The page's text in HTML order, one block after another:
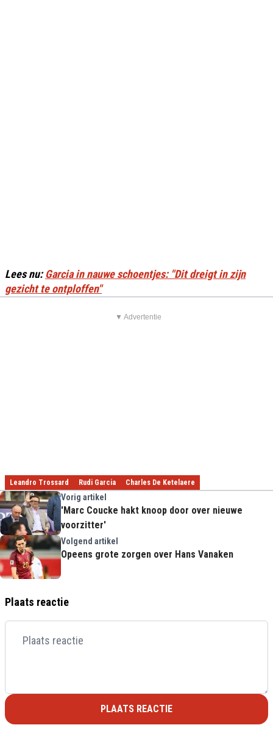
Lees nu: Garcia in nauwe schoentjes: "Dit dreigt in zijn
gezicht te ontploffen"
▼ Advertentie
Leandro Trossard Rudi Garcia Charles De Ketelaere
Vorig artikel
'Marc Coucke hakt knoop door over nieuwe
voorzitter'
Volgend artikel
Opeens grote zorgen over Hans Vanaken
Plaats reactie
PLAATS REACTIE